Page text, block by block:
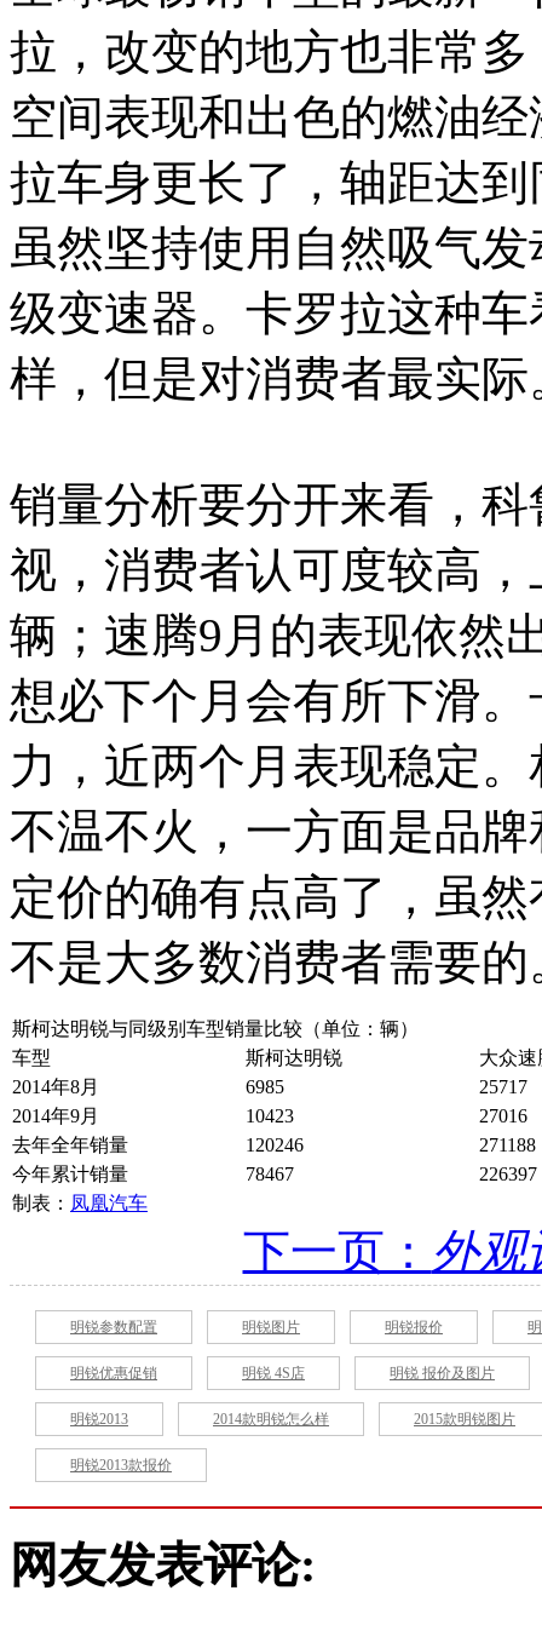
拉，改变的地方也非常
空间表现和出色的燃油
拉车身更长了，轴距达
虽然坚持使用自然吸气
级变速器。卡罗拉这种
样，但是对消费者最实际
销量分析要分开来看，
视，消费者认可度较高
辆；速腾9月的表现依然
想必下个月会有所下滑
力，近两个月表现稳定
不温不火，一方面是品
定价的确有点高了，虽
不是大多数消费者需要的
斯柯达明锐与同级别车型销量比较（单位：辆）
车型
斯柯达明锐
大众速
2014年8月
6985
25717
2014年9月
10423
27016
去年全年销量
120246
271188
今年累计销量
78467
226397
制表： 凤凰汽车
下一页： 外观
明锐参数配置 明锐图片 明锐报价
明锐优惠促销 明锐 4S店 明锐 报价及图片
明锐2013 2014款明锐怎么样 2015款明锐图片
明锐2013款报价
网友发表评论: